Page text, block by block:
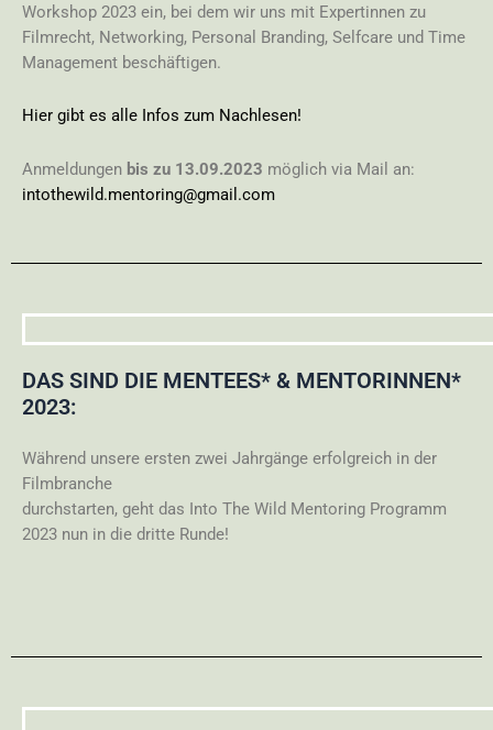
Workshop 2023 ein, bei dem wir uns mit Expertinnen zu
Filmrecht, Networking, Personal Branding, Selfcare und Time
Management beschäftigen.
Hier gibt es alle Infos zum Nachlesen!
Anmeldungen bis zu 13.09.2023 möglich via Mail an:
intothewild.mentoring@gmail.com
DAS SIND DIE MENTEES* & MENTORINNEN*
2023:
Während unsere ersten zwei Jahrgänge erfolgreich in der
Filmbranche
durchstarten, geht das Into The Wild Mentoring Programm
2023 nun in die dritte Runde!